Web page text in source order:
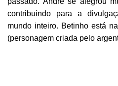
contribuindo para a
mundo inteiro. Betinho está
(personagem criada pelo